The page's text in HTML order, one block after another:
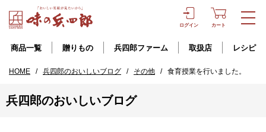
ログイン カート
商品一覧 贈りもの 兵四郎ファーム 取扱店 レシピ
HOME / 兵四郎のおいしいブログ / その他 / 食育授業を行いました。
兵四郎のおいしいブログ